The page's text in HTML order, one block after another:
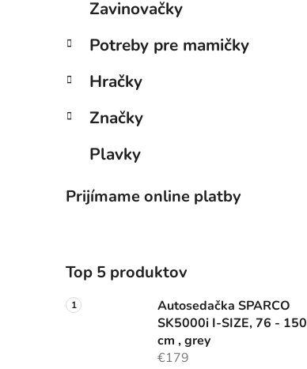
Zavinovačky
Potreby pre mamičky
Hračky
Značky
Plavky
Prijímame online platby
Top 5 produktov
Autosedačka SPARCO
SK5000i I-SIZE, 76 - 150
cm , grey
€179